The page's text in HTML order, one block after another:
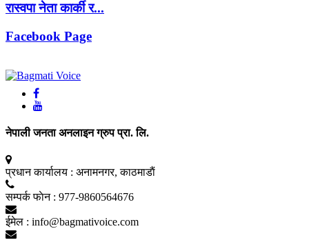
रास्वपा नेता कार्की र...
Facebook Page
नेपाली जनता अनलाइन ग्रुप प्रा. लि.
प्रधान कार्यालय : अनामनगर, काठमाडाैं
सम्पर्क फाेन : 977-9860564676
ईमेल : info@bagmativoice.com